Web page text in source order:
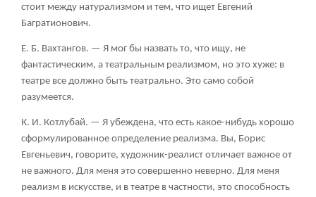
стоит между натурализмом и тем, что ищет Евгений
Багратионович.
Е. Б. Вахтангов. — Я мог бы назвать то, что ищу, не
фантастическим, а театральным реализмом, но это хуже: в
театре все должно быть театрально. Это само собой
разумеется.
К. И. Котлубай. — Я убеждена, что есть какое-нибудь хорошо
сформулированное определение реализма. Вы, Борис
Евгеньевич, говорите, художник-реалист отличает важное от
не важного. Для меня это совершенно неверно. Для меня
реализм в искусстве, и в театре в частности, это способность